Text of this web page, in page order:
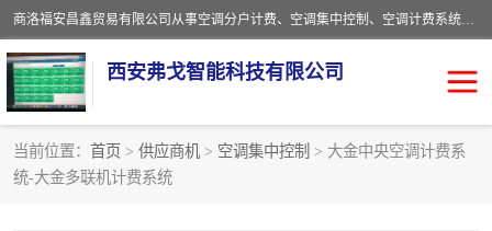
商洛福安昌鑫贸易有限公司从事空调分户计费、空调集中控制、空调计费系统、空调远程控制、中央空调分户计费、中央空调集中控制等产品的销售与安装。。语音控制，解放双手，让用户畅享安全、健康、便利、舒适、节能、愉悦的物联网智慧生活，我们竭诚为您提供住宅、别墅、公寓的智能家居化、智能办公化，智能酒店的解决方案。
西安弗戈智能科技有限公司
当前位置： 首页 > 供应商机 > 空调集中控制 > 大金中央空调计费系
统-大金多联机计费系统
中央空调集中控制